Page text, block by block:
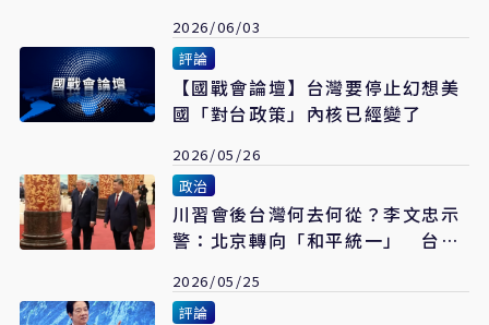
2026/06/03
評論
【國戰會論壇】台灣要停止幻想美
國「對台政策」內核已經變了
2026/05/26
政治
川習會後台灣何去何從？李文忠示
警：北京轉向「和平統一」 台須
2026/05/25
評論